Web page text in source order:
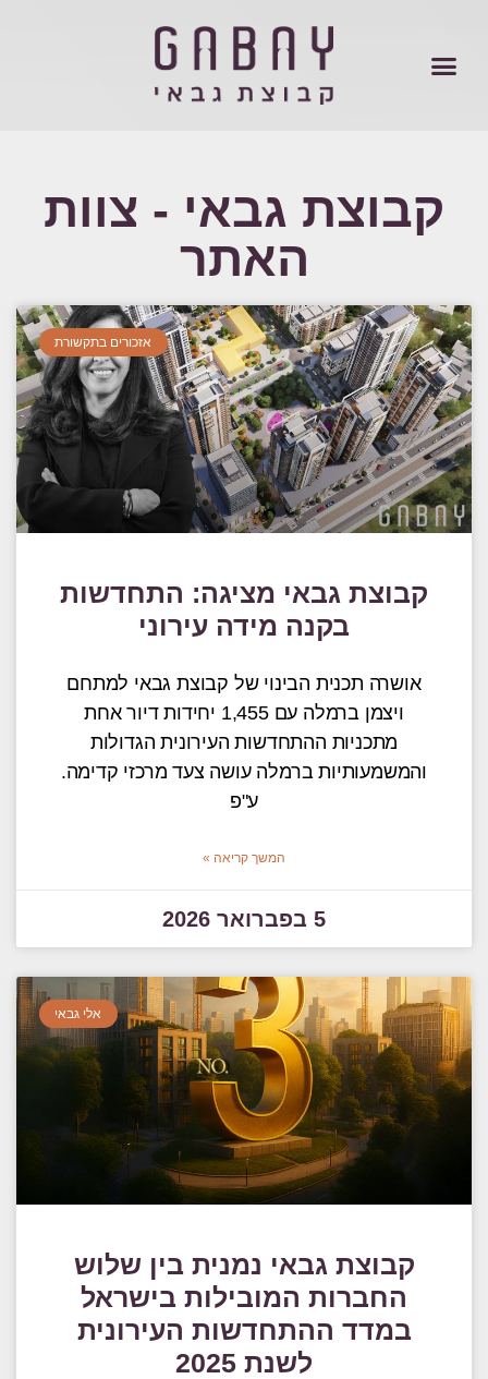
קבוצת גבאי - צוות
האתר
אזכורים בתקשורת
קבוצת גבאי מציגה: התחדשות
בקנה מידה עירוני
אושרה תכנית הבינוי של קבוצת גבאי למתחם
ויצמן ברמלה עם 1,455 יחידות דיור אחת
מתכניות ההתחדשות העירונית הגדולות
והמשמעותיות ברמלה עושה צעד מרכזי קדימה.
ע"פ
המשך קריאה »
5 בפברואר 2026
אלי גבאי
קבוצת גבאי נמנית בין שלוש
החברות המובילות בישראל
במדד ההתחדשות העירונית
לשנת 2025